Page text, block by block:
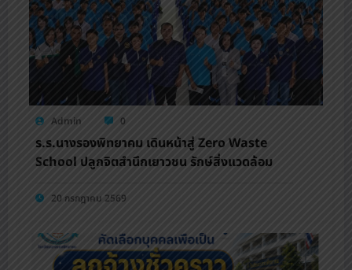
Admin 0
ร.ร.นางรองพิทยาคม เดินหน้าสู่ Zero Waste
School ปลูกจิตสำนึกเยาวชน รักษ์สิ่งแวดล้อม
20 กรกฎาคม 2569